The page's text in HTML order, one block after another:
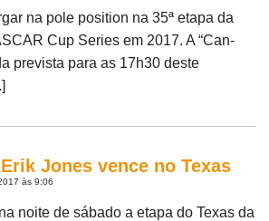
na pole position na 35ª etapa da
Cup Series em 2017. A “Can-
prevista para as 17h30 deste
Jones vence no Texas
às 9:06
noite de sábado a etapa do Texas da